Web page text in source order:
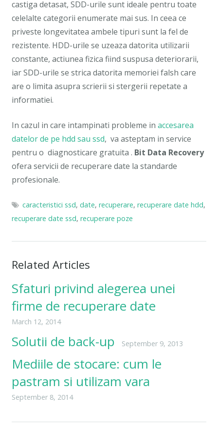
castiga detasat, SDD-urile sunt ideale pentru toate
celelalte categorii enumerate mai sus. In ceea ce
priveste longevitatea ambele tipuri sunt la fel de
rezistente. HDD-urile se uzeaza datorita utilizarii
constante, actiunea fizica fiind suspusa deteriorarii,
iar SDD-urile se strica datorita memoriei falsh care
are o limita asupra scrierii si stergerii repetate a
informatiei.
In cazul in care intampinati probleme in accesarea
datelor de pe hdd sau ssd, va asteptam in service
pentru o diagnosticare gratuita . Bit Data Recovery
ofera servicii de recuperare date la standarde
profesionale.
caracteristici ssd,date,recuperare,recuperare date hdd,
recuperare date ssd, recuperare poze
Related Articles
Sfaturi privind alegerea unei
firme de recuperare date
March 12, 2014
Solutii de back-up September 9, 2013
Mediile de stocare: cum le
pastram si utilizam vara
September 8, 2014